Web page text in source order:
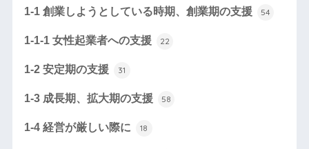
1-1 創業しようとしている時期、創業期の支援 54
1-1-1 女性起業者への支援 22
1-2 安定期の支援 31
1-3 成長期、拡大期の支援 58
1-4 経営が厳しい際に 18